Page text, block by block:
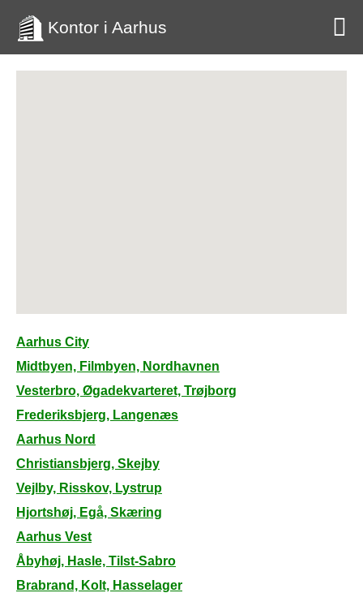
Kontor i Aarhus
Aarhus City
Midtbyen, Filmbyen, Nordhavnen
Vesterbro, Øgadekvarteret, Trøjborg
Frederiksbjerg, Langenæs
Aarhus Nord
Christiansbjerg, Skejby
Vejlby, Risskov, Lystrup
Hjortshøj, Egå, Skæring
Aarhus Vest
Åbyhøj, Hasle, Tilst-Sabro
Brabrand, Kolt, Hasselager